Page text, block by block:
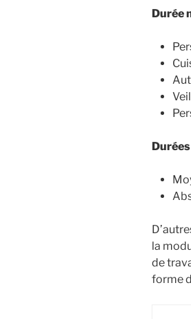
Durée
la
de
forme